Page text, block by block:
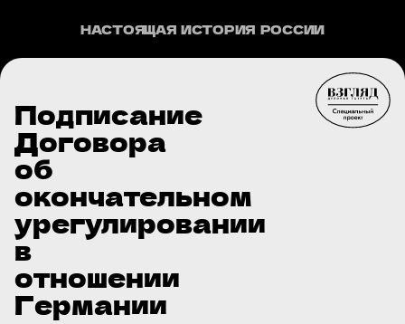
НАСТОЯЩАЯ ИСТОРИЯ РОССИИ
Подписание
Договора
об
окончательном
урегулировании
в
отношении
Германии